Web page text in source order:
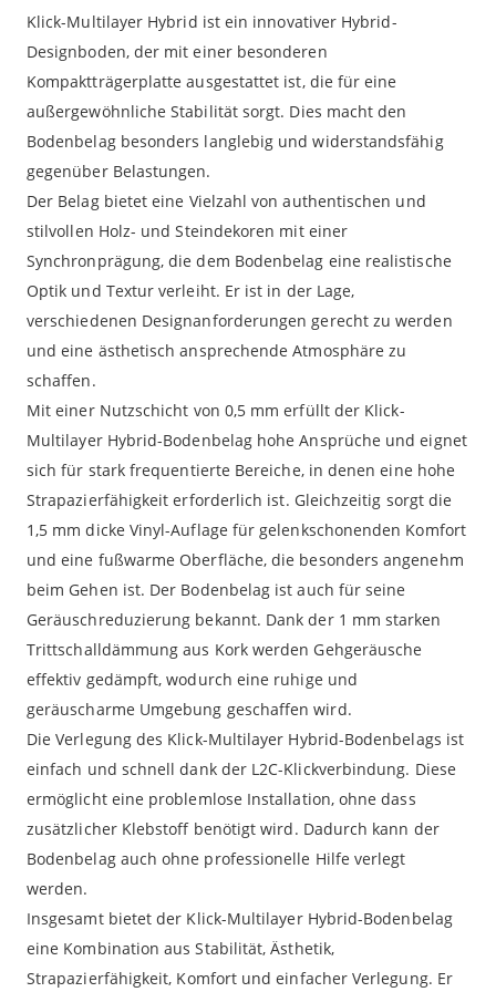
Klick-Multilayer Hybrid ist ein innovativer Hybrid-
Designboden, der mit einer besonderen
Kompaktträgerplatte ausgestattet ist, die für eine
außergewöhnliche Stabilität sorgt. Dies macht den
Bodenbelag besonders langlebig und widerstandsfähig
gegenüber Belastungen.
Der Belag bietet eine Vielzahl von authentischen und
stilvollen Holz- und Steindekoren mit einer
Synchronprägung, die dem Bodenbelag eine realistische
Optik und Textur verleiht. Er ist in der Lage,
verschiedenen Designanforderungen gerecht zu werden
und eine ästhetisch ansprechende Atmosphäre zu
schaffen.
Mit einer Nutzschicht von 0,5 mm erfüllt der Klick-
Multilayer Hybrid-Bodenbelag hohe Ansprüche und eignet
sich für stark frequentierte Bereiche, in denen eine hohe
Strapazierfähigkeit erforderlich ist. Gleichzeitig sorgt die
1,5 mm dicke Vinyl-Auflage für gelenkschonenden Komfort
und eine fußwarme Oberfläche, die besonders angenehm
beim Gehen ist. Der Bodenbelag ist auch für seine
Geräuschreduzierung bekannt. Dank der 1 mm starken
Trittschalldämmung aus Kork werden Gehgeräusche
effektiv gedämpft, wodurch eine ruhige und
geräuscharme Umgebung geschaffen wird.
Die Verlegung des Klick-Multilayer Hybrid-Bodenbelags ist
einfach und schnell dank der L2C-Klickverbindung. Diese
ermöglicht eine problemlose Installation, ohne dass
zusätzlicher Klebstoff benötigt wird. Dadurch kann der
Bodenbelag auch ohne professionelle Hilfe verlegt
werden.
Insgesamt bietet der Klick-Multilayer Hybrid-Bodenbelag
eine Kombination aus Stabilität, Ästhetik,
Strapazierfähigkeit, Komfort und einfacher Verlegung. Er